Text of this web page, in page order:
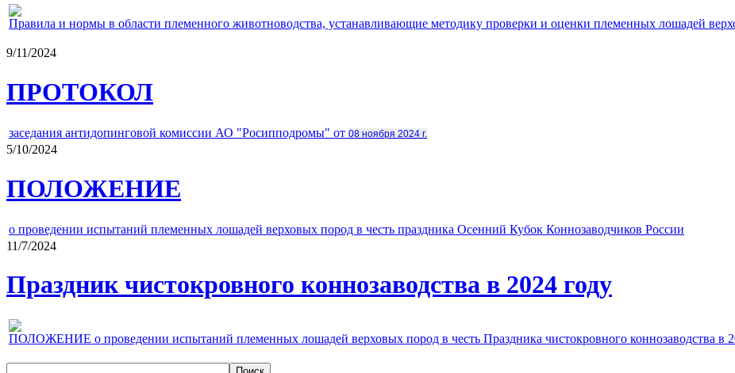
Правила и нормы в области племенного животноводства, устанавливающие методику проверки и оценки племенных лошадей
9/11/2024
ПРОТОКОЛ
заседания антидопинговой комиссии АО "Росипподромы" от 08 ноября 2024 г.
5/10/2024
ПОЛОЖЕНИЕ
о проведении испытаний племенных лошадей верховых пород в честь праздника Осенний Кубок Коннозаводчиков России
11/7/2024
Праздник чистокровного коннозаводства в 2024 году
ПОЛОЖЕНИЕ о проведении испытаний племенных лошадей верховых пород в честь Праздника чистокровного коннозаводства в